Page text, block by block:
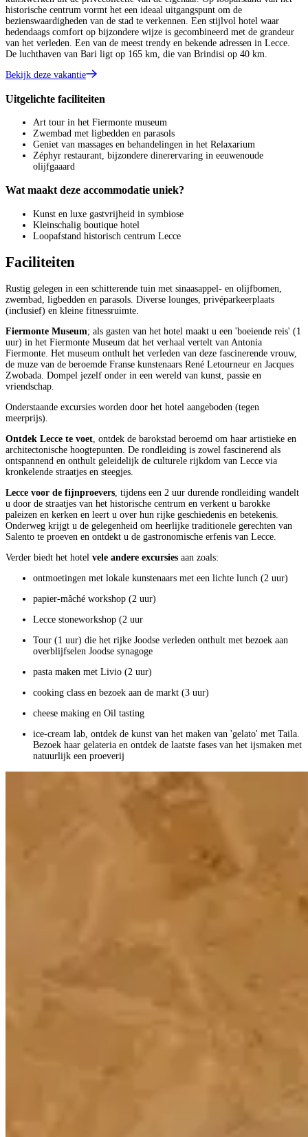
historische centrum vormt het een ideaal uitgangspunt om de
bezienswaardigheden van de stad te verkennen. Een stijlvol hotel waar
hedendaags comfort op bijzondere wijze is gecombineerd met de grandeur
van het verleden. Een van de meest trendy en bekende adressen in Lecce.
De luchthaven van Bari ligt op 165 km, die van Brindisi op 40 km.
Bekijk deze vakantie
Uitgelichte faciliteiten
Art tour in het Fiermonte museum
Zwembad met ligbedden en parasols
Geniet van massages en behandelingen in het Relaxarium
Zéphyr restaurant, bijzondere dinerervaring in eeuwenoude
olijfgaaard
Wat maakt deze accommodatie uniek?
Kunst en luxe gastvrijheid in symbiose
Kleinschalig boutique hotel
Loopafstand historisch centrum Lecce
Faciliteiten
Rustig gelegen in een schitterende tuin met sinaasappel- en olijfbomen,
zwembad, ligbedden en parasols. Diverse lounges, privéparkeerplaats
(inclusief) en kleine fitnessruimte.
Fiermonte Museum; als gasten van het hotel maakt u een 'boeiende reis' (1
uur) in het Fiermonte Museum dat het verhaal vertelt van Antonia
Fiermonte. Het museum onthult het verleden van deze fascinerende vrouw,
de muze van de beroemde Franse kunstenaars René Letourneur en Jacques
Zwobada. Dompel jezelf onder in een wereld van kunst, passie en
vriendschap.
Onderstaande excursies worden door het hotel aangeboden (tegen
meerprijs).
Ontdek Lecce te voet , ontdek de barokstad beroemd om haar artistieke en
architectonische hoogtepunten. De rondleiding is zowel fascinerend als
ontspannend en onthult geleidelijk de culturele rijkdom van Lecce via
kronkelende straatjes en steegjes.
Lecce voor de fijnproevers , tijdens een 2 uur durende rondleiding wandelt
u door de straatjes van het historische centrum en verkent u barokke
paleizen en kerken en leert u over hun rijke geschiedenis en betekenis.
Onderweg krijgt u de gelegenheid om heerlijke traditionele gerechten van
Salento te proeven en ontdekt u de gastronomische erfenis van Lecce.
Verder biedt het hotel vele andere excursies aan zoals:
ontmoetingen met lokale kunstenaars met een lichte lunch (2 uur)
papier-mâché workshop (2 uur)
Lecce stoneworkshop (2 uur
Tour (1 uur) die het rijke Joodse verleden onthult met bezoek aan
overblijfselen Joodse synagoge
pasta maken met Livio (2 uur)
cooking class en bezoek aan de markt (3 uur)
cheese making en Oil tasting
ice-cream lab, ontdek de kunst van het maken van 'gelato' met Taila.
Bezoek haar gelateria en ontdek de laatste fases van het ijsmaken met
natuurlijk een proeverij